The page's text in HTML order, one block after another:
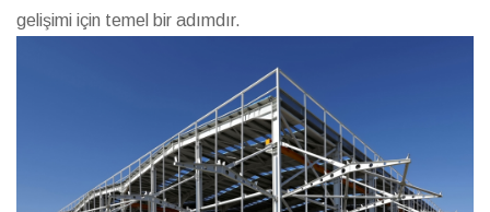
gelişimi için temel bir adımdır.